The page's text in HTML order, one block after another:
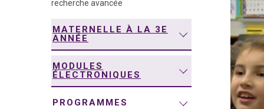
recherche avancée
MATERNELLE À LA 3E
ANNÉE
MODULES
ÉLECTRONIQUES
PROGRAMMES